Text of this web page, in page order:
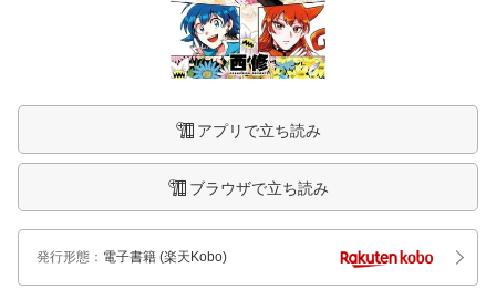
アプリで立ち読み
ブラウザで立ち読み
発行形態 ： 電子書籍 (楽天Kobo)